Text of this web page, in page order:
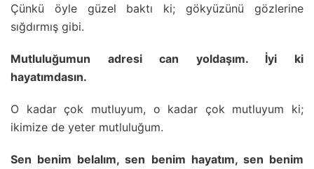
Çünkü öyle güzel baktı ki; gökyüzünü gözlerine
sığdırmış gibi.
Mutluluğumun adresi can yoldaşım. İyi ki
hayatımdasın.
O kadar çok mutluyum, o kadar çok mutluyum ki;
ikimize de yeter mutluluğum.
Sen benim belalım, sen benim hayatım, sen benim